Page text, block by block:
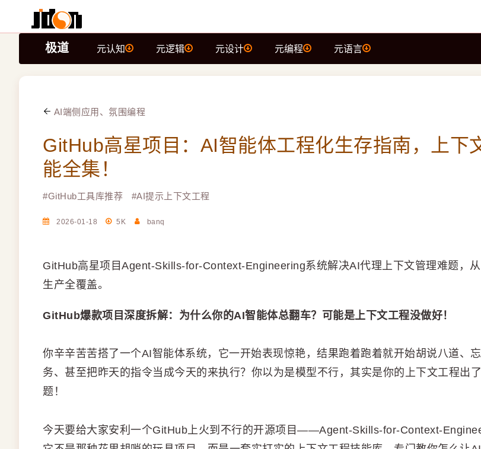
极道 元认知 元逻辑 元设计 元编程 元语言
AI端侧应用、氛围编程
GitHub高星项目：AI智能体工程化生存指南，上下
能全集！
#GitHub工具库推荐 #AI提示上下文工程
2026-01-18 5K banq
GitHub高星项目Agent-Skills-for-Context-Engineering系统解决AI代理上下文管理难题，从
生产全覆盖。
GitHub爆款项目深度拆解：为什么你的AI智能体总翻车？可能是上下文工程没做好！
你辛辛苦苦搭了一个AI智能体系统，它一开始表现惊艳，结果跑着跑着就开始胡说八道、
务、甚至把昨天的指令当成今天的来执行？你以为是模型不行，其实是你的上下文工程出了
题！
今天要给大家安利一个GitHub上火到不行的开源项目——Agent-Skills-for-Context-